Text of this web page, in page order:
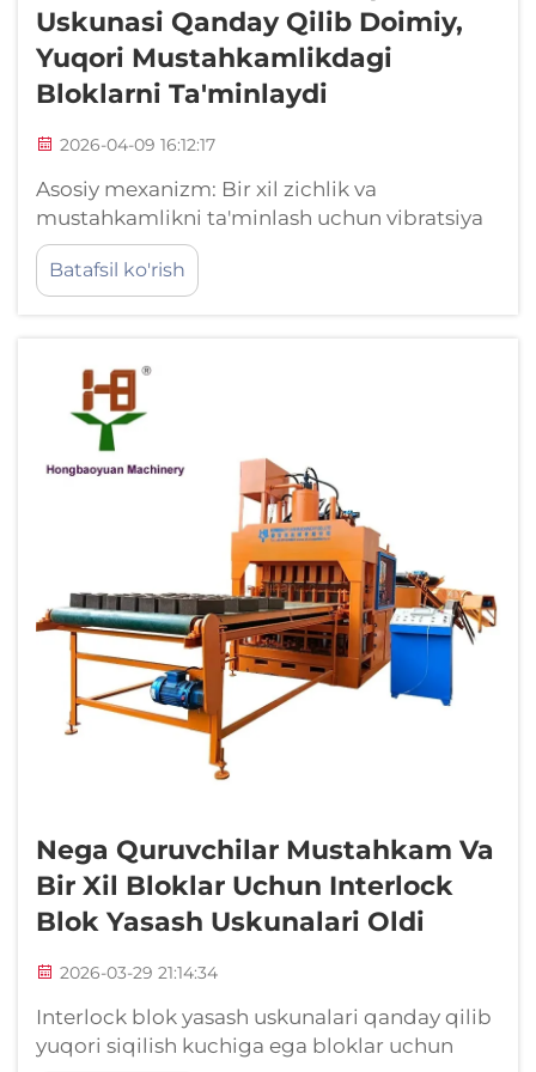
Uskunasi Qanday Qilib Doimiy,
Yuqori Mustahkamlikdagi
Bloklarni Ta'minlaydi
2026-04-09 16:12:17
Asosiy mexanizm: Bir xil zichlik va
mustahkamlikni ta'minlash uchun vibratsiya
va siqish. Nazorat qilinadigan vibratsiya
chastotasi va bosim taqsimlanishi. Ilg'or
interlok blok ishlab chiqarish uskunalari havo
vibratsiyani — odatda 8–12 kHz diapazonida
— qo'llaydi ...
Batafsil ko'rish
Nega Quruvchilar Mustahkam Va
Bir Xil Bloklar Uchun Interlock
Blok Yasash Uskunalari Oldi
2026-03-29 21:14:34
Interlock blok yasash uskunalari qanday qilib
yuqori siqilish kuchiga ega bloklar uchun